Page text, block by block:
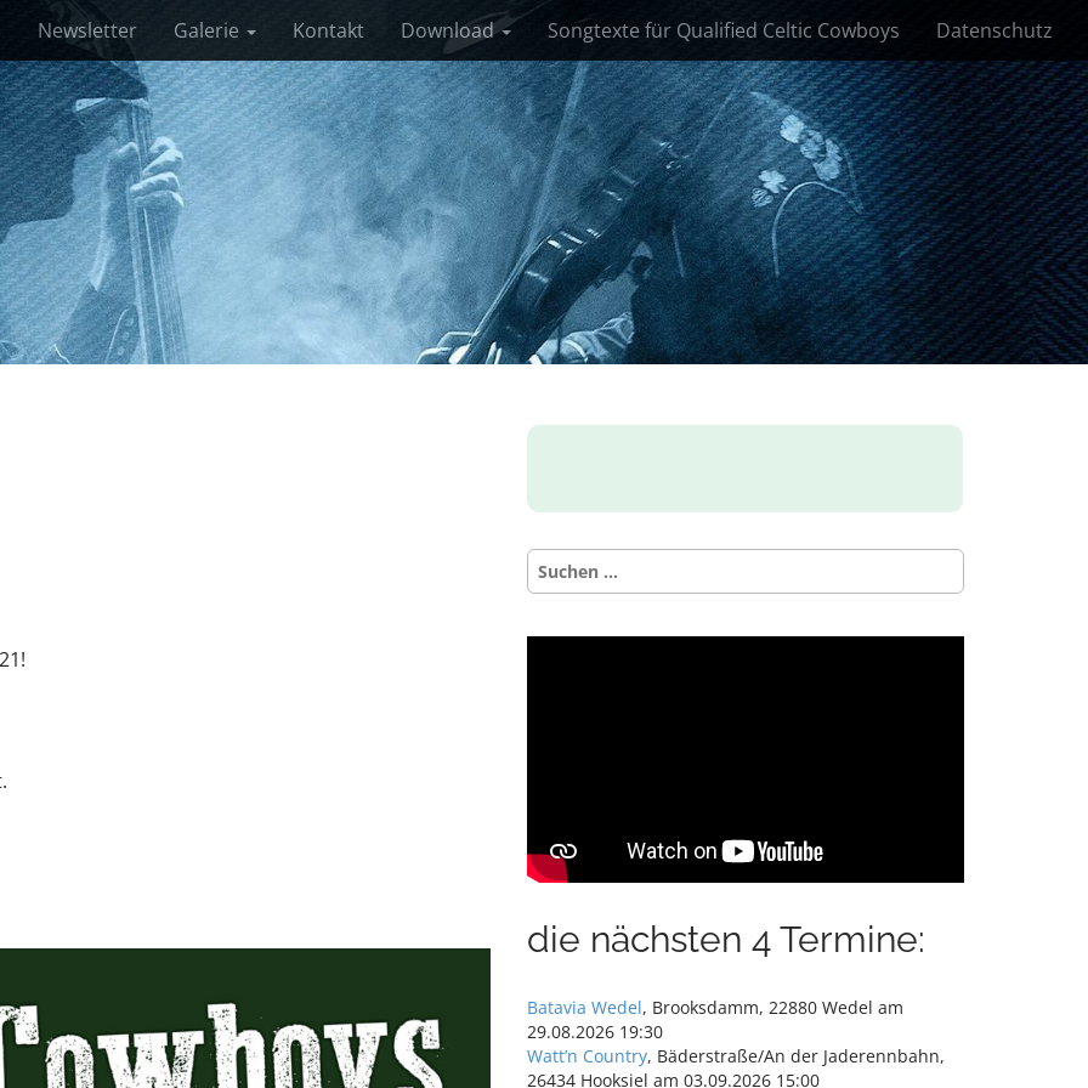
Newsletter Galerie Kontakt Download Songtexte für Qualified Celtic Cowboys Datenschutz
Suchen
nach:
die nächsten 4 Termine:
Batavia Wedel, Brooksdamm, 22880 Wedel am
29.08.2026 19:30
Watt’n Country, Bäderstraße/An der Jaderennbahn,
26434 Hooksiel am 03.09.2026 15:00